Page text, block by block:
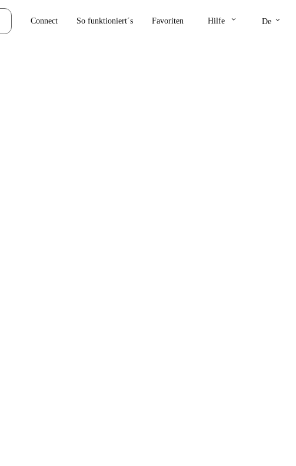
Connect So funktioniert´s Favoriten Hilfe keyboard_arrow_down De keyboard_arrow_down